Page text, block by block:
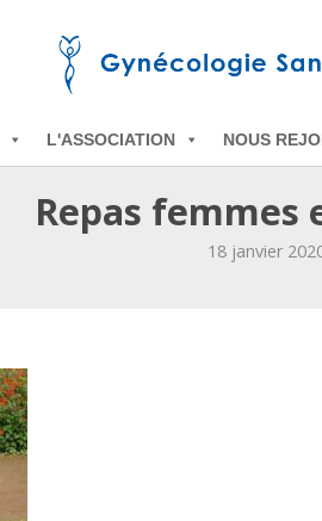
L'ASSOCIATION NOUS
Repas femmes
18 janvier